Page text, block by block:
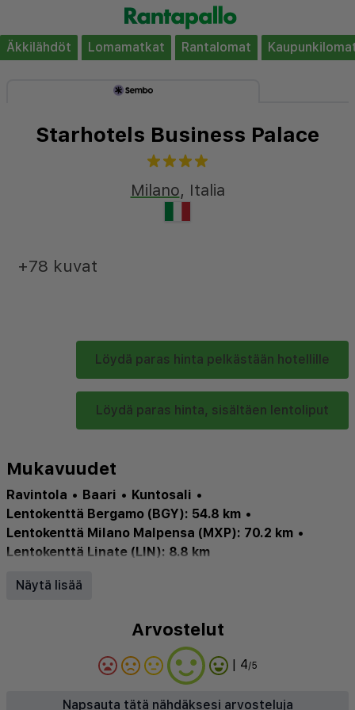
Äkkilähdöt Lomamatkat Rantalomat
Starhotels Business Palace
Milano, Italia
Löydä paras hinta pelkästään hotellille
Löydä paras hinta, sisältäen lentoliput
+78 kuvat
Mukavuudet
Ravintola • Baari • Kuntosali •
Lentokenttä Bergamo (BGY): 54.8 km •
Lentokenttä Milano Malpensa (MXP): 70.2 km •
Lentokenttä Linate (LIN): 8.8 km
Näytä lisää
Arvostelut
| 4/5
Napsauta tätä nähdäksesi arvosteluja